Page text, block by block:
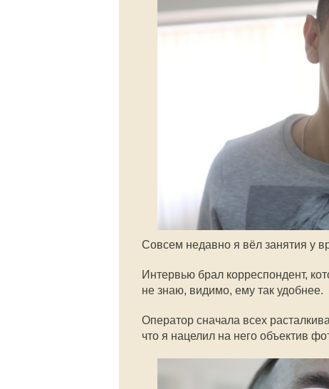
Совсем недавно я вёл занятия у
Интервью брал корреспондент,
не знаю, видимо, ему так удобнее.
Оператор сначала всех
что я нацелил на него объектив